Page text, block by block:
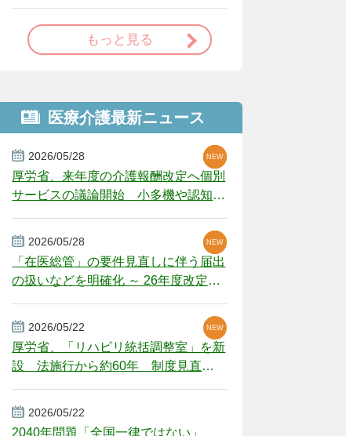
もっと見る
医療介護最新ニュース
2026/05/28
厚労省、来年度の介護報酬改定へ個別
サービスの議論開始 小多機や認知症
NEW
NEW
NEW
2026/05/28
「在医総管」の要件見直しに伴う届出
の扱いなどを明確化 ～ 26年度改定疑
NEW
NEW
2026/05/22
厚労省、「リハビリ統括調整室」を新
設 法施行から約60年 制度見直し
NEW
2026/05/22
2040年問題「全国一律ではない」